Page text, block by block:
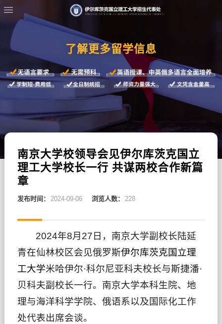
了解更多留学信息
南京大学校领导会见伊尔库茨克国立
理工大学校长一行 共谋两校合作新篇
章
发布时间： 2024-09-06 浏览人数： 228
2024年8月27日，南京大学副校长陆延
青在仙林校区会见俄罗斯伊尔库茨克国立理
工大学米哈伊尔·科尔尼亚科夫校长与斯捷潘·
贝科夫副校长一行。南京大学本科生院、地
理与海洋科学学院、俄语系以及国际化工作
处代表出席会谈。